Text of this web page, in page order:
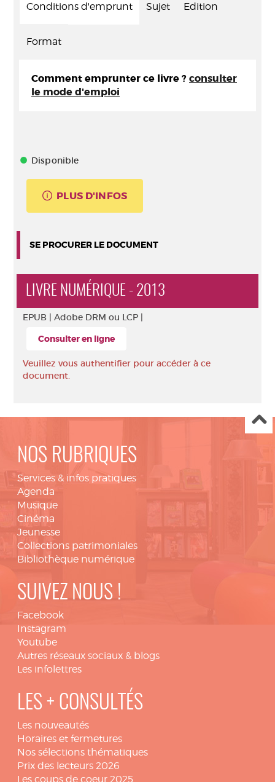
Conditions d'emprunt Sujet Edition
Format
Comment emprunter ce livre ? consulter
le mode d'emploi
Disponible
PLUS D'INFOS
SE PROCURER LE DOCUMENT
LIVRE NUMÉRIQUE - 2013
EPUB | Adobe DRM ou LCP |
Consulter en ligne
Veuillez vous authentifier pour accéder à ce
document.
NOS RUBRIQUES
Services & infos pratiques
Agenda
Musique
Cinéma
Jeunesse
Collections patrimoniales
Bibliothèque numérique
SUIVEZ NOUS !
Facebook
Instagram
Youtube
Autres réseaux sociaux & blogs
Les infolettres
LES + CONSULTÉS
Les nouveautés
Horaires et fermetures
Nos sélections thématiques
Prix des lecteurs 2026
Les coups de coeur 2025